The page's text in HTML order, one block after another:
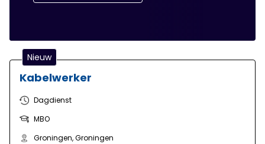
Nieuw
Kabelwerker
Dagdienst
MBO
Groningen, Groningen